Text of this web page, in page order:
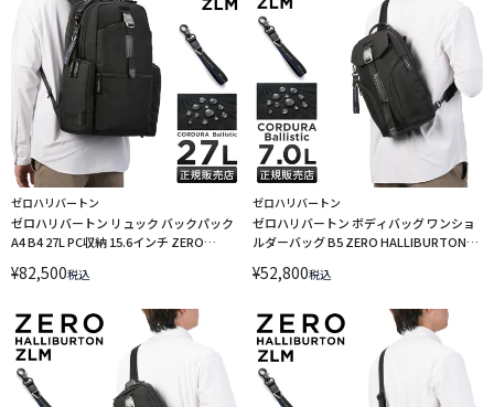
ゼロハリバートン
ゼロハリバートン リュック バックパック
A4 B4 27L PC収納 15.6インチ ZERO
¥82,500税込
ゼロハリバートン
ゼロハリバートン ボディバッグ ワンショ
ルダーバッグ B5 ZERO HALLIBURTON
¥52,800税込